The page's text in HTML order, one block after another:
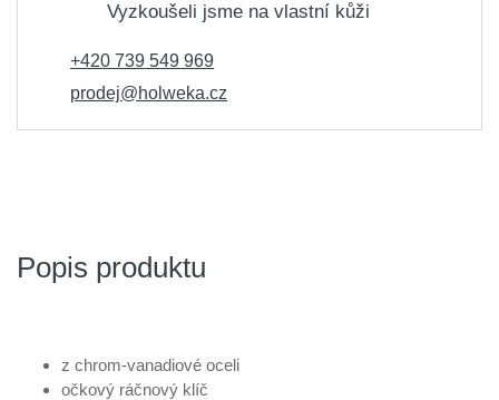
Vyzkoušeli jsme na vlastní kůži
+420 739 549 969
prodej@holweka.cz
Popis produktu
z chrom-vanadiové oceli
očkový ráčnový klíč